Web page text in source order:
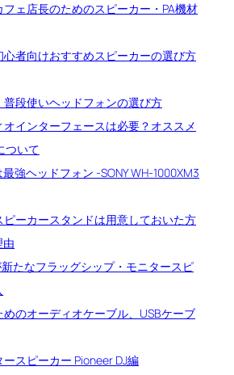
フェ店長のためのスピーカー・PA機材
心者向けおすすめスピーカーの選び方
普段使いヘッドフォンの選び方
オインターフェースは必要？オススメ
ついて
強ヘッドフォン -SONY WH-1000XM3
ピーカースタンドは用意しておいた方
たなフラッグシップ・モニタースピ
めのオーディオケーブル、USBケーブ
ースピーカー Pioneer DJ編